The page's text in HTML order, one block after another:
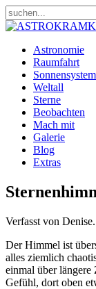
Astronomie
Raumfahrt
Sonnensystem
Weltall
Sterne
Beobachten
Mach mit
Galerie
Blog
Extras
Verfasst von
Der Himmel ist
alles ziemlich
einmal über längere
Gefühl, dort oben